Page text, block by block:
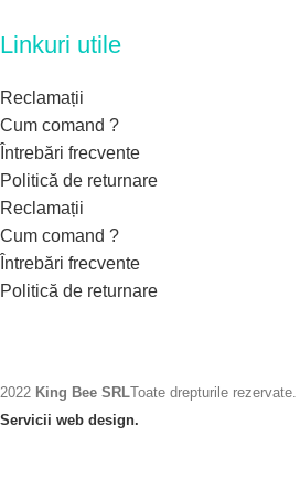
Linkuri utile
Reclamații
Cum comand ?
Întrebări frecvente
Politică de returnare
Reclamații
Cum comand ?
Întrebări frecvente
Politică de returnare
2022 King Bee SRLToate drepturile rezervate.
Servicii web design.